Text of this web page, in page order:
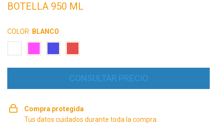
BOTELLA 950 ML
COLOR: BLANCO
Compra protegida
Tus datos cuidados durante toda la compra.